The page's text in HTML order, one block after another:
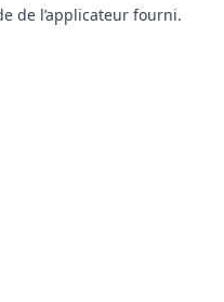
de l’applicateur fourni.